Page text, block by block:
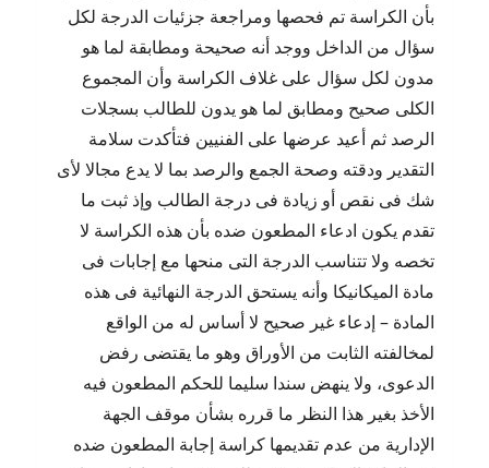
بأن الكراسة تم فحصها ومراجعة جزئيات الدرجة لكل
سؤال من الداخل ووجد أنه صحيحة ومطابقة لما هو
مدون لكل سؤال على غلاف الكراسة وأن المجموع
الكلى صحيح ومطابق لما هو يدون للطالب بسجلات
الرصد ثم أعيد عرضها على الفنيين فتأكدت سلامة
التقدير ودقته وصحة الجمع والرصد بما لا يدع مجالا لأى
شك فى نقص أو زيادة فى درجة الطالب وإذ ثبت ما
تقدم يكون ادعاء المطعون ضده بأن هذه الكراسة لا
تخصه ولا تتناسب الدرجة التى منحها مع إجابات فى
مادة الميكانيكا وأنه يستحق الدرجة النهائية فى هذه
المادة – إدعاء غير صحيح لا أساس له من الواقع
لمخالفته الثابت من الأوراق وهو ما يقتضى رفض
الدعوى، ولا ينهض سندا سليما للحكم المطعون فيه
الأخذ بغير هذا النظر ما قرره بشأن موقف الجهة
الإدارية من عدم تقديمها كراسة إجابة المطعون ضده